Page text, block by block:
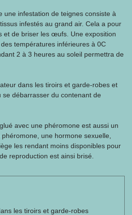
une infestation de teignes consiste à
infestés au grand air. Cela a pour
et de briser les œufs. Une exposition
températures inférieures à 0C
2 à 3 heures au soleil permettra de
dans les tiroirs et garde-robes et
débarrasser du contenant de
avec une phéromone est aussi un
une hormone sexuelle,
les rendant moins disponibles pour
reproduction est ainsi brisé.
les tiroirs et garde-robes